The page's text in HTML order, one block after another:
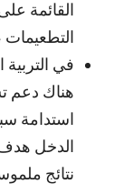
القائمة
التطعيمات
في التربية
هناك دعم
استدامة
الدخل
نتائج